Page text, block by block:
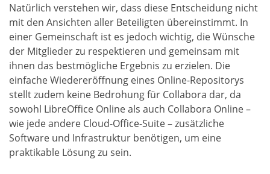
Natürlich verstehen wir, dass diese Entscheidung nicht
mit den Ansichten aller Beteiligten übereinstimmt. In
einer Gemeinschaft ist es jedoch wichtig, die Wünsche
der Mitglieder zu respektieren und gemeinsam mit
ihnen das bestmögliche Ergebnis zu erzielen. Die
einfache Wiedereröffnung eines Online-Repositorys
stellt zudem keine Bedrohung für Collabora dar, da
sowohl LibreOffice Online als auch Collabora Online –
wie jede andere Cloud-Office-Suite – zusätzliche
Software und Infrastruktur benötigen, um eine
praktikable Lösung zu sein.